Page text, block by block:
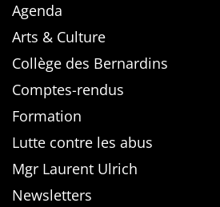
Agenda
Arts & Culture
Collège des Bernardins
Comptes-rendus
Formation
Lutte contre les abus
Mgr Laurent Ulrich
Newsletters